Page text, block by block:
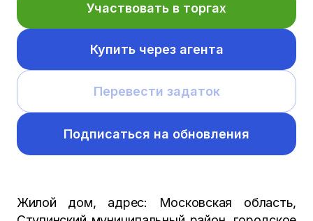
Участвовать в торгах
Купить через агента
Перевести задаток
Подписаться на обновления
Жилой дом, адрес: Московская область,